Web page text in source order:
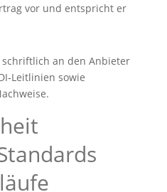
vor und entspricht er
schriftlich an den Anbieter
sowie